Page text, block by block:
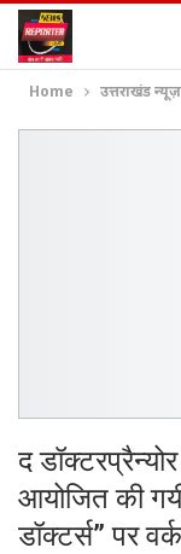
Home उत्तराखंड न्यूज़
द
आयोजित की
डॉक्टर्स” पर